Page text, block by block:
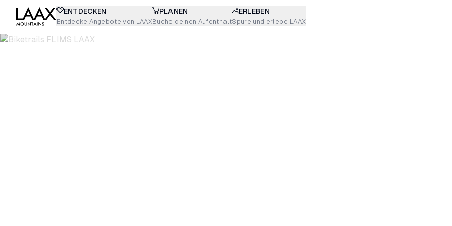
ENTDECKEN
Entdecke Angebote von LAAX
PLANEN
Buche deinen Aufenthalt
ERLEBEN
Spüre und erlebe LAAX